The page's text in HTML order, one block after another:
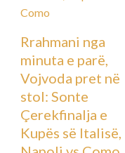
Rrahmani nga
minuta e parë,
Vojvoda pret në
stol: Sonte
Çerekfinalja e
Kupës së Italisë,